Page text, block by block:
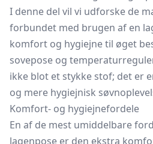
I denne del vil vi udforske de
forbundet med brugen af en
komfort og hygiejne til øget
sovepose og
ikke blot et stykke stof; det er
og mere hygiejnisk
Komfort- og hygiejnefordele
En af de mest umiddelbare
lagenpose er den ekstra